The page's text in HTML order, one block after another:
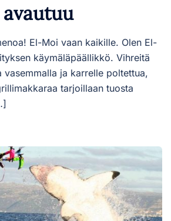
El-Moi vaan kaikille. Olen El-
käymäläpäällikkö. Vihreitä
vasemmalla ja karrelle poltettua,
tarjoillaan tuosta